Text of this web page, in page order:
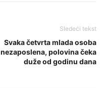
Sledeći tekst
Svaka četvrta mlada osoba
nezaposlena, polovina čeka
duže od godinu dana